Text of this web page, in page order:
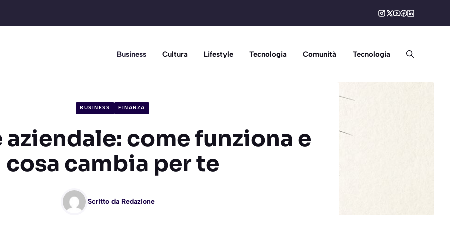
Business Cultura Lifestyle Tecnologia Comunità Tecnologia
BUSINESS FINANZA
come funziona e
cosa cambia per te
Scritto da Redazione